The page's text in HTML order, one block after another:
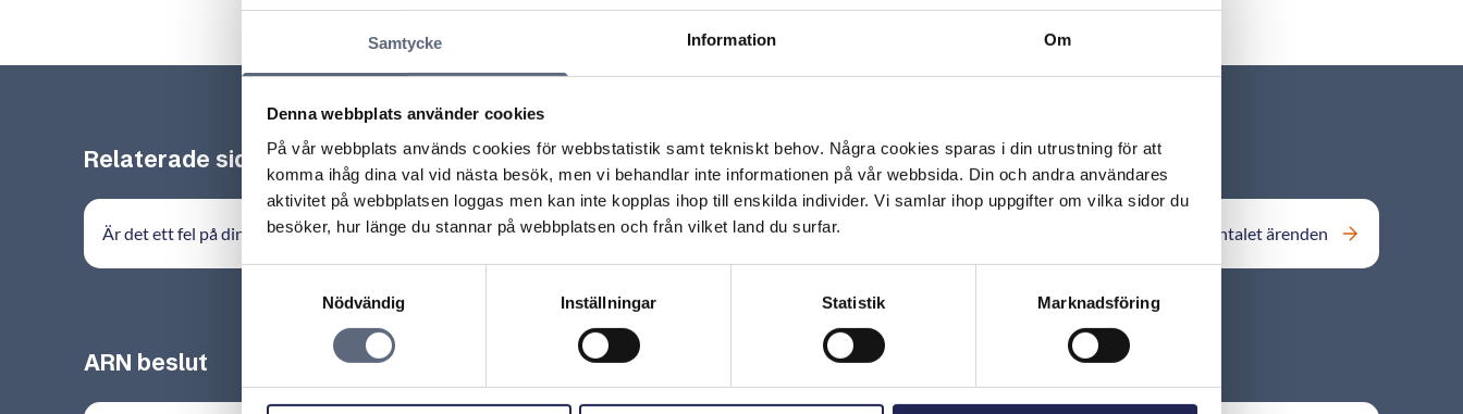
Samtycke Information Om
Denna webbplats använder cookies
På vår webbplats används cookies för webbstatistik samt tekniskt behov. Några cookies sparas i din utrustning för att
komma ihåg dina val vid nästa besök, men vi behandlar inte informationen på vår webbsida. Din och andra användares
aktivitet på webbplatsen loggas men kan inte kopplas ihop till enskilda individer. Vi samlar ihop uppgifter om vilka sidor du
besöker, hur länge du stannar på webbplatsen och från vilket land du surfar.
Nödvändig
Inställningar Statistik Marknadsföring
Relaterade sidor till frågan
Är det ett fel på din faktura?
Har du fått en räkning på en klumpsumma i
Telekområdgivarna har dubblat antalet ärenden
ARN beslut